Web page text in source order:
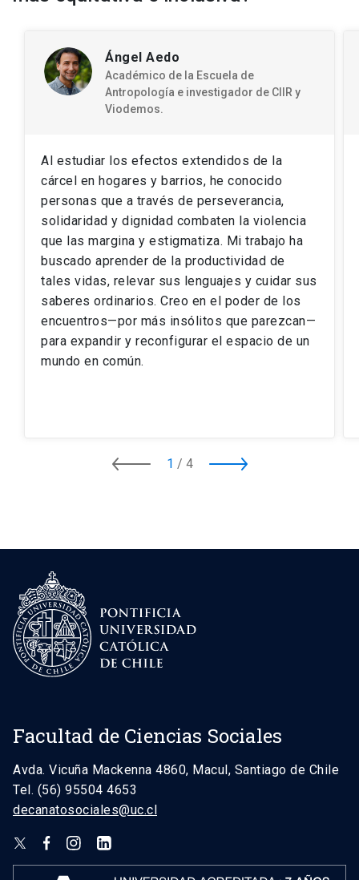
Ángel Aedo
Académico de la Escuela de
Antropología e investigador de CIIR y
Viodemos.
Al estudiar los efectos extendidos de la
cárcel en hogares y barrios, he conocido
personas que a través de perseverancia,
solidaridad y dignidad combaten la violencia
que las margina y estigmatiza. Mi trabajo ha
buscado aprender de la productividad de
tales vidas, relevar sus lenguajes y cuidar sus
saberes ordinarios. Creo en el poder de los
encuentros—por más insólitos que parezcan—
para expandir y reconfigurar el espacio de un
mundo en común.
1 / 4
Facultad de Ciencias Sociales
Avda. Vicuña Mackenna 4860, Macul, Santiago de Chile
Tel. (56) 95504 4653
decanatosociales@uc.cl